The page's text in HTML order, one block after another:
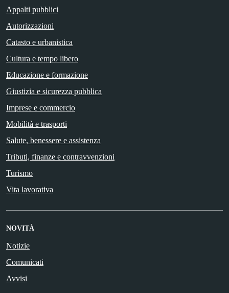
Appalti pubblici
Autorizzazioni
Catasto e urbanistica
Cultura e tempo libero
Educazione e formazione
Giustizia e sicurezza pubblica
Imprese e commercio
Mobilità e trasporti
Salute, benessere e assistenza
Tributi, finanze e contravvenzioni
Turismo
Vita lavorativa
NOVITÀ
Notizie
Comunicati
Avvisi